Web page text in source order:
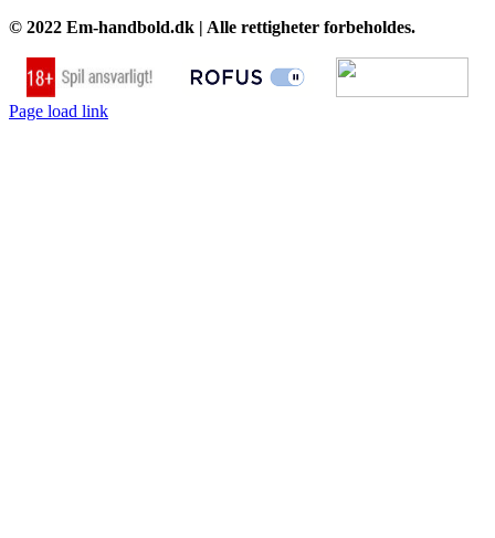
© 2022 Em-handbold.dk | Alle rettigheter forbeholdes.
Page load link